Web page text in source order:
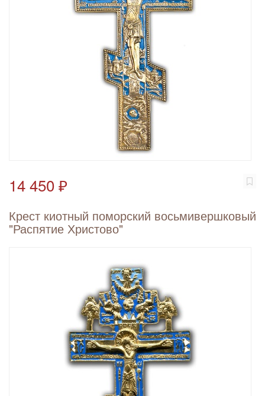
14 450 ₽
Крест киотный поморский восьмивершковый
"Распятие Христово"